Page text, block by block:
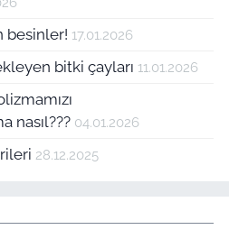
besinler! 17.01.2026
bitki çayları 11.01.2026
nasıl??? 04.01.2026
28.12.2025